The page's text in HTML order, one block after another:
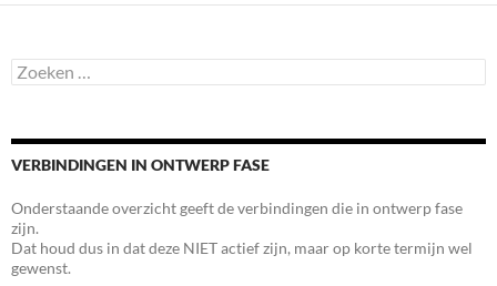
Zoeken
naar:
VERBINDINGEN IN ONTWERP FASE
Onderstaande overzicht geeft de verbindingen die in ontwerp fase
zijn.
Dat houd dus in dat deze NIET actief zijn, maar op korte termijn wel
gewenst.